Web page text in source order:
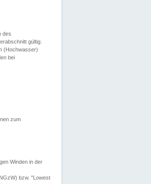
des
gültig.
(Hochwasser)
bei
zum
Winden in der
bzw. "Lowest